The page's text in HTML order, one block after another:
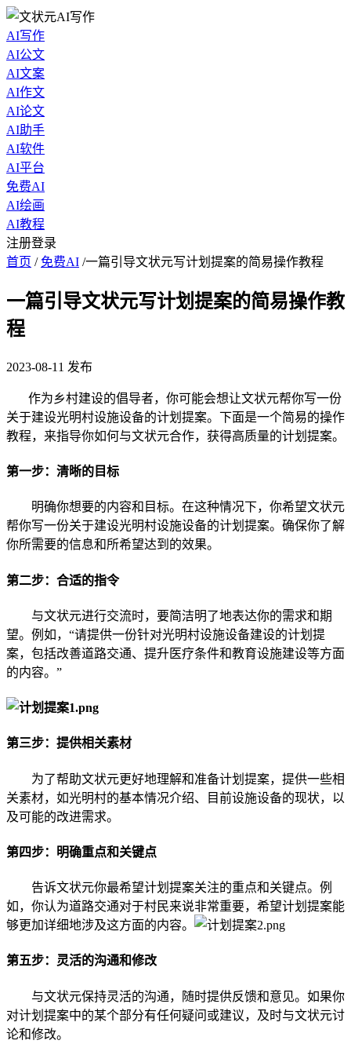
AI写作
AI公文
AI文案
AI作文
AI论文
AI助手
AI软件
AI平台
免费AI
AI绘画
AI教程
注册登录
首页 / 免费AI /一篇引导文状元写计划提案的简易操作教程
一篇引导文状元写计划提案的简易操作教
程
2023-08-11 发布
作为乡村建设的倡导者，你可能会想让文状元帮你写一份
关于建设光明村设施设备的计划提案。下面是一个简易的操作
教程，来指导你如何与文状元合作，获得高质量的计划提案。
第一步：清晰的目标
明确你想要的内容和目标。在这种情况下，你希望文状元
帮你写一份关于建设光明村设施设备的计划提案。确保你了解
你所需要的信息和所希望达到的效果。
第二步：合适的指令
与文状元进行交流时，要简洁明了地表达你的需求和期
望。例如，“请提供一份针对光明村设施设备建设的计划提
案，包括改善道路交通、提升医疗条件和教育设施建设等方面
的内容。”
第三步：提供相关素材
为了帮助文状元更好地理解和准备计划提案，提供一些相
关素材，如光明村的基本情况介绍、目前设施设备的现状，以
及可能的改进需求。
第四步：明确重点和关键点
告诉文状元你最希望计划提案关注的重点和关键点。例
如，你认为道路交通对于村民来说非常重要，希望计划提案能
够更加详细地涉及这方面的内容。
第五步：灵活的沟通和修改
与文状元保持灵活的沟通，随时提供反馈和意见。如果你
对计划提案中的某个部分有任何疑问或建议，及时与文状元讨
论和修改。